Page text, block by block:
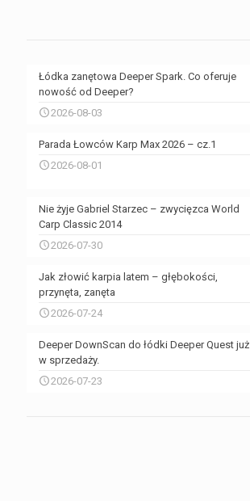
Łódka zanętowa Deeper Spark. Co oferuje
nowość od Deeper?
2026-08-03
Parada Łowców Karp Max 2026 – cz.1
2026-08-01
Nie żyje Gabriel Starzec – zwycięzca World
Carp Classic 2014
2026-07-30
Jak złowić karpia latem – głębokości,
przynęta, zanęta
2026-07-24
Deeper DownScan do łódki Deeper Quest już
w sprzedaży.
2026-07-23